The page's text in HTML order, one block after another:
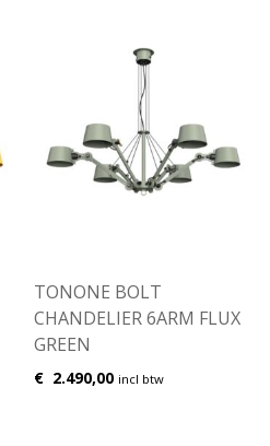
TONONE BOLT
CHANDELIER 6ARM FLUX
GREEN
€ 2.490,00 incl btw